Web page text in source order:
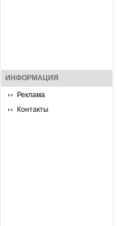
ИНФОРМАЦИЯ
Реклама
Контакты